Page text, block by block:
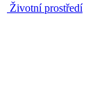
Životní prostředí